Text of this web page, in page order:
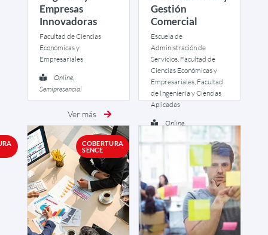
Empresas
Innovadoras
Facultad de Ciencias
Económicas y
Empresariales
Online,
Semipresencial
Ver más
Gestión
Comercial
Escuela de
Administración de
Servicios, Facultad de
Ciencias Económicas y
Empresariales, Facultad
de Ingeniería y Ciencias
Aplicadas
Online,
Ver más
COBERTURA
SENCE